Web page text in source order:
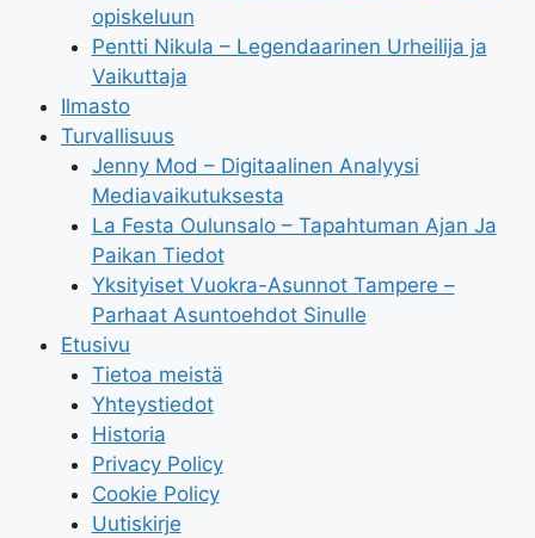
opiskeluun
Pentti Nikula – Legendaarinen Urheilija ja
Vaikuttaja
Ilmasto
Turvallisuus
Jenny Mod – Digitaalinen Analyysi
Mediavaikutuksesta
La Festa Oulunsalo – Tapahtuman Ajan Ja
Paikan Tiedot
Yksityiset Vuokra-Asunnot Tampere –
Parhaat Asuntoehdot Sinulle
Etusivu
Tietoa meistä
Yhteystiedot
Historia
Privacy Policy
Cookie Policy
Uutiskirje